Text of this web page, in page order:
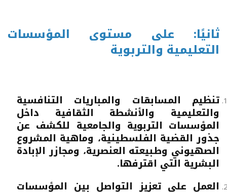
ثانيًا: على مستوى المؤسسات
التعليمية والتربوية
تنظيم المسابقات والمباريات التنافسية
والتعليمية والأنشطة الثقافية داخل
المؤسسات التربوية والجامعية للكشف عن
جذور القضية الفلسطينية، وماهية المشروع
الصهيوني وطبيعته العنصرية، ومجازر الإبادة
البشرية التي اقترفها.
العمل على تعزيز التواصل بين المؤسسات